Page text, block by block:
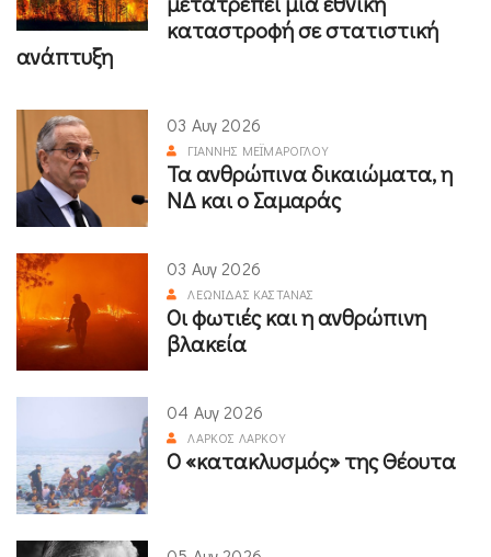
καταστροφή σε στατιστική
ανάπτυξη
03 Αυγ 2026
ΓΙΆΝΝΗΣ ΜΕΪΜΆΡΟΓΛΟΥ
Τα ανθρώπινα δικαιώματα, η
ΝΔ και ο Σαμαράς
03 Αυγ 2026
ΛΕΩΝΊΔΑΣ ΚΑΣΤΑΝΆΣ
Οι φωτιές και η ανθρώπινη
βλακεία
04 Αυγ 2026
ΛΆΡΚΟΣ ΛΆΡΚΟΥ
Ο «κατακλυσμός» της Θέουτα